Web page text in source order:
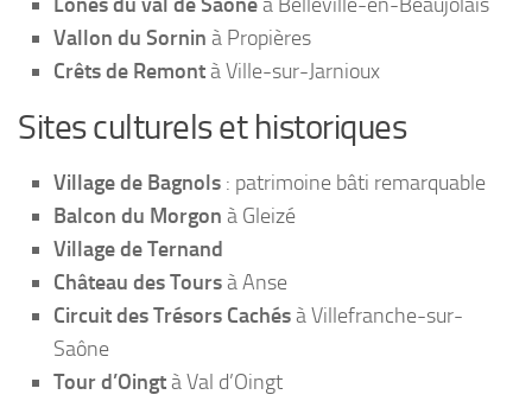
Vallon du Sornin à Propières
Crêts de Remontà Ville-sur-Jarnioux
Sites culturels et historiques
Village de Bagnols : patrimoine bâti remarquable
Balcon du Morgon à Gleizé
Village de Ternand
Château des Toursà Anse
Circuit des Trésors Cachésà Villefranche-sur-
Saône
Tour d’Oingtà Val d’Oingt